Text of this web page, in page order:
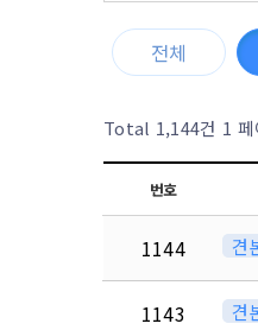
전체
Total 1,144건 1 페
번호
1144 견
1143 견